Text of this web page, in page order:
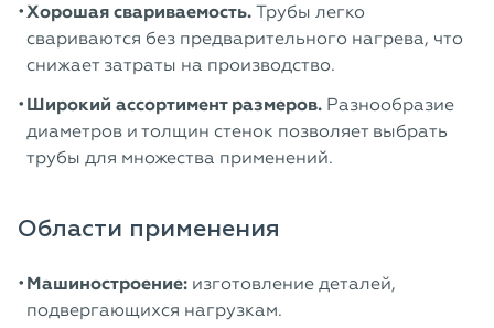
Хорошая свариваемость. Трубы легко
свариваются без предварительного нагрева, что
снижает затраты на производство.
Широкий ассортимент размеров. Разнообразие
диаметров и толщин стенок позволяет выбрать
трубы для множества применений.
Области применения
Машиностроение: изготовление деталей,
подвергающихся нагрузкам.